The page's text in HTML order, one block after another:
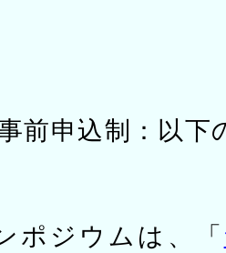
前申込制：以下
ポジウムは、「